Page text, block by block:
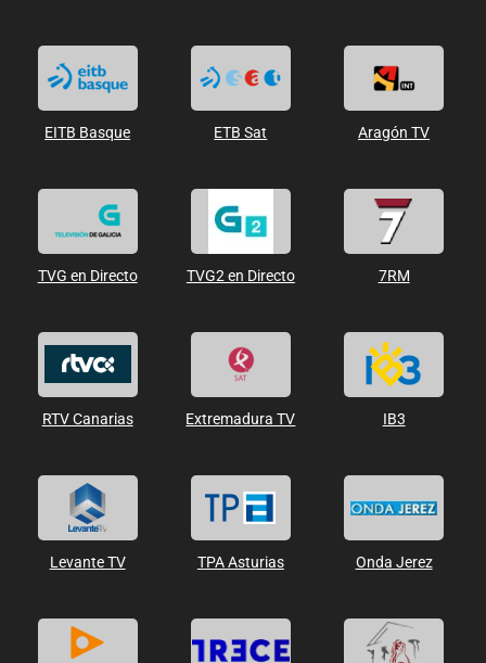
EITB Basque ETB Sat Aragón TV
TVG en Directo TVG2 en Directo 7RM
RTV Canarias Extremadura TV IB3
Levante TV TPA Asturias Onda Jerez